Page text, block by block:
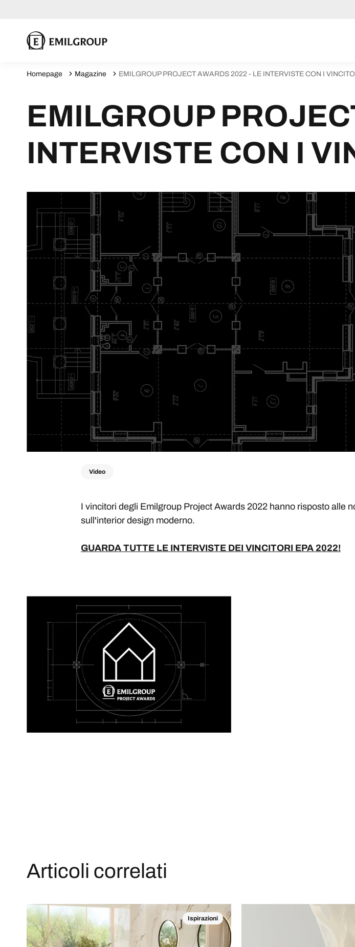
Homepage Magazine EMILGROUP PROJECT AWARDS 2022 - LE INTERVISTE CON I
EMILGROUP
INTERVISTE CON I
Video
I vincitori degli Emilgroup Project Awards 2022 hanno risposto alle
sull'interior design moderno.
GUARDA TUTTE LE INTERVISTE DEI VINCITORI EPA 2022!
Articoli correlati
Ispirazioni